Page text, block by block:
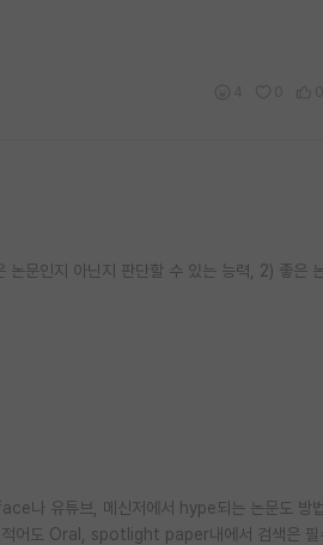
논문인지 아닌지 판단할 수 있는 능력, 2) 좋은
나 유튜브, 메신저에서 hype되는 논문도 방
어도 Oral, spotlight paper내에서 검색은 필